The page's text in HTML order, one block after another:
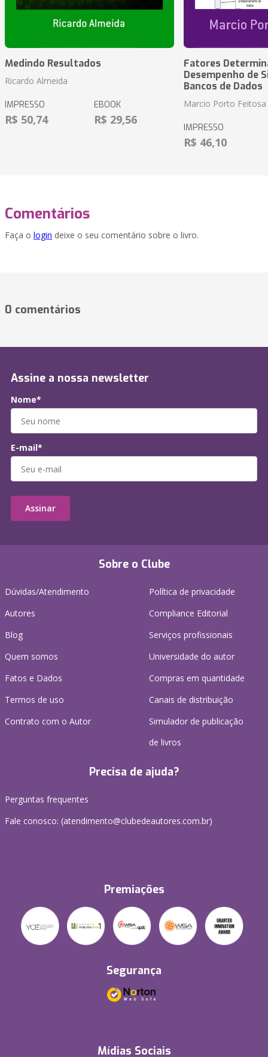
Medindo Resultados
Ricardo Almeida
IMPRESSO
R$ 50,74
EBOOK
R$ 29,56
Fatores
Desempenho de
Bancos de Dados
Marcio Porto Feitosa
IMPRESSO
R$ 46,10
Comentários
Faça o login deixe o seu comentário sobre o livro.
0 comentários
Sobre o Clube
Dúvidas/Atendimento
Autores
Blog
Quem somos
Fatos e Dados
Termos de uso
Contrato com o Autor
Política de privacidade
Compliance Editorial
Serviços profissionais
Universidade do autor
Compras em quantidade
Canais de distribuição
Simulador de publicação
de livros
Precisa de ajuda?
Perguntas frequentes
Fale conosco: (atendimento@clubedeautores.com.br)
Premiações
Segurança
Mídias Sociais
Assine a nossa newsletter
Nome*
E-mail*
Assinar